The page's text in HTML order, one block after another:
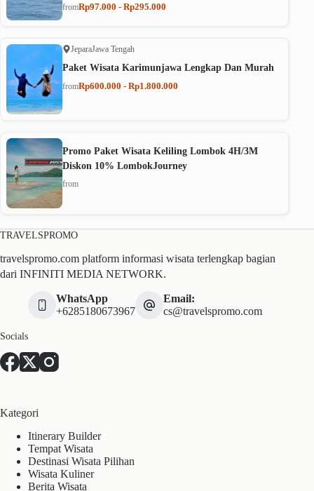
fromRp97.000 - Rp295.000
JeparaJawa Tengah
Paket Wisata Karimunjawa Lengkap Dan Murah
fromRp600.000 - Rp1.800.000
Promo Paket Wisata Keliling Lombok 4H/3M
Diskon 10% LombokJourney
from
TRAVELSPROMO
travelspromo.com platform informasi wisata terlengkap bagian
dari INFINITI MEDIA NETWORK.
WhatsApp
+6285180673967
Email:
cs@travelspromo.com
Socials
Kategori
Itinerary Builder
Tempat Wisata
Destinasi Wisata Pilihan
Wisata Kuliner
Berita Wisata